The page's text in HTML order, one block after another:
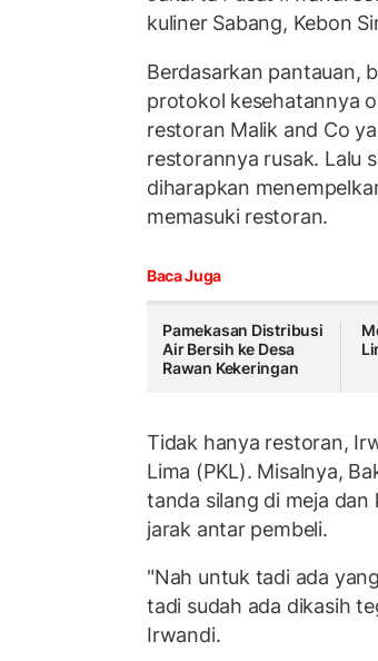
kuliner Sabang, Kebon
Berdasarkan pantauan,
protokol kesehatannya
restoran Malik and Co
restorannya rusak. Lalu
diharapkan
memasuki restoran.
Baca Juga
Pamekasan Distribusi
Air Bersih ke Desa
Rawan Kekeringan
Tidak hanya restoran,
Lima (PKL). Misalnya,
tanda silang di meja dan
jarak antar pembeli.
"Nah untuk tadi ada
tadi sudah ada dikasih
Irwandi.